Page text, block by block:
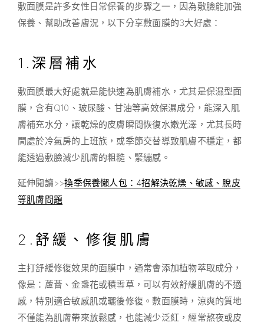
敷面膜是許多女性日常保養的步驟之一，因為敷臉能加強
保養、幫助改善膚況，以下分享敷面膜的3大好處：
1.深層補水
敷面膜最大好處就是能快速為肌膚補水，尤其是保濕型面
膜，含有Q10、玻尿酸、甘油等高效保濕成分，能深入肌
膚補充水分，讓乾燥的皮膚瞬間恢復水嫩光澤，尤其長時
間處於冷氣房的上班族，或季節交替導致肌膚不穩定，都
能透過敷臉減少肌膚的粗糙、緊繃感。
延伸閱讀>>換季保養懶人包：4招解決乾燥、敏感、脫皮
等肌膚問題
2.舒緩、修復肌膚
主打舒緩修復效果的面膜中，通常會添加植物萃取成分，
像是：蘆薈、金盞花或積雪草，可以有效舒緩肌膚的不適
感，特別適合敏感肌或曬後修復。敷面膜時，涼爽的質地
不僅能為肌膚帶來放鬆感，也能減少泛紅，經常熬夜或皮